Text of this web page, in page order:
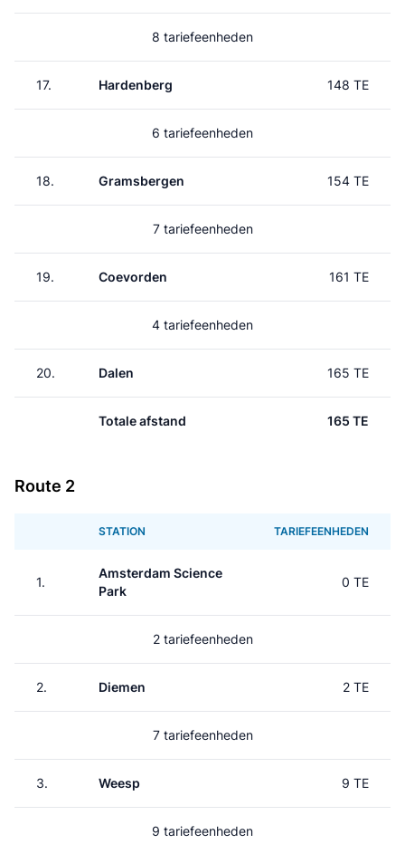
8 tariefeenheden
17. Hardenberg 148 TE
6 tariefeenheden
18. Gramsbergen 154 TE
7 tariefeenheden
19. Coevorden 161 TE
4 tariefeenheden
20. Dalen 165 TE
Totale afstand 165 TE
Route 2
STATION TARIEFEENHEDEN
1.
Amsterdam Science
Park
0 TE
2 tariefeenheden
2. Diemen 2 TE
7 tariefeenheden
3. Weesp 9 TE
9 tariefeenheden